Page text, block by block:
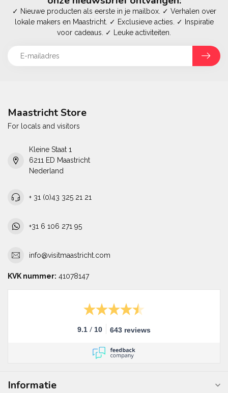
✓ Nieuwe producten als eerste in je mailbox. ✓ Verhalen over
lokale makers en Maastricht. ✓ Exclusieve acties. ✓ Inspiratie
voor cadeaus. ✓ Leuke activiteiten.
Maastricht Store
For locals and visitors
Kleine Staat 1
6211 ED Maastricht
Nederland
+ 31 (0)43 325 21 21
+31 6 106 271 95
info@visitmaastricht.com
KVK nummer: 41078147
9.1 / 10 643 reviews
Informatie